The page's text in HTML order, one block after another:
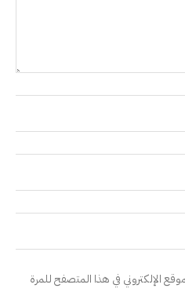
الإلكتروني في هذا المتصفح للمرة